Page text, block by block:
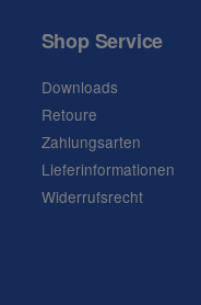
Shop Service
Downloads
Retoure
Zahlungsarten
Lieferinformationen
Widerrufsrecht